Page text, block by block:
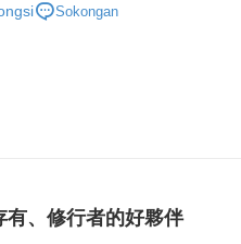
atau lebih
atau lebih
Sokongan
有、修行者的好夥伴